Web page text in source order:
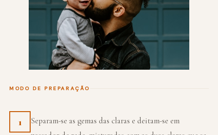
MODO DE PREPARAÇÃO
1
Separam-se as gemas das claras e deitam-se em